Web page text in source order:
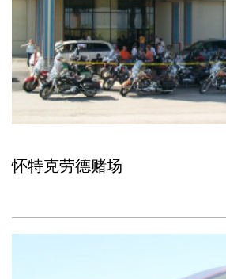
怀特克劳德赌场